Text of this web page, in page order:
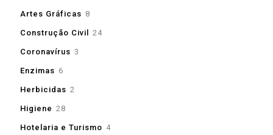
Artes Gráficas 8
Construção Civil
2424
Coronavírus 3
Enzimas 6
Herbicidas 2
Higiene 28
Hotelaria e Turismo 44